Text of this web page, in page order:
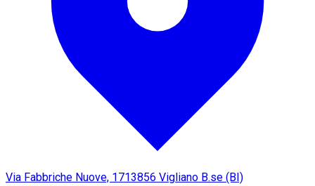
Via Fabbriche Nuove, 1713856 Vigliano B.se (BI)